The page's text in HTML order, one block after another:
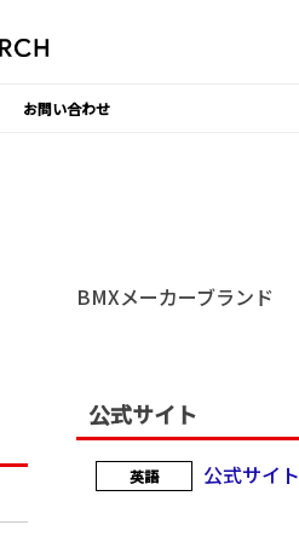
お問い合わせ
BMXメーカーブランド
公式サイト
英語 公式サイト